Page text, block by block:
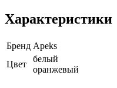
Характеристики
Бренд Apeks
Цвет
белый
оранжевый